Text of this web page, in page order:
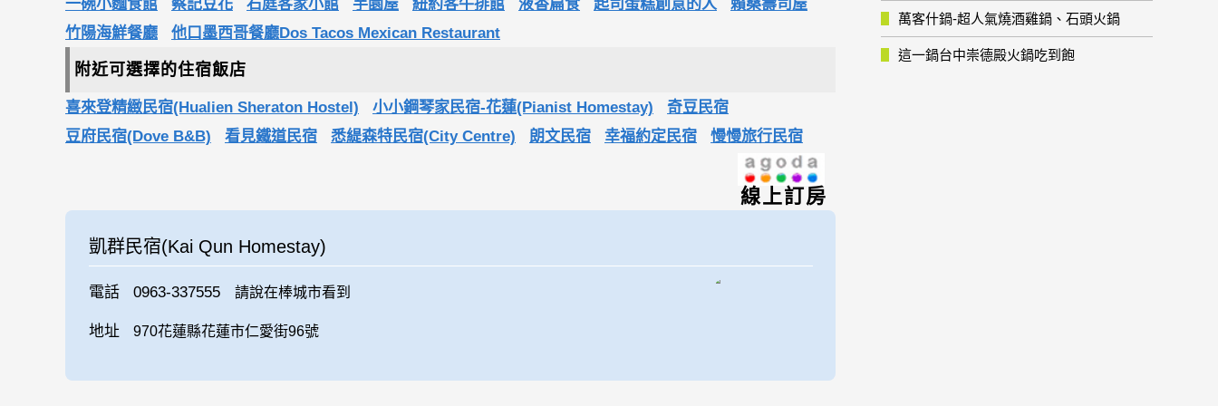
一碗小麵食館 蔡記豆花 石庭客家小館 芋園屋 紐約客牛排館 液香扁食 起司蛋糕創意的人
賴桑壽司屋
竹陽海鮮餐廳
他口墨西哥餐廳Dos Tacos Mexican Restaurant
附近可選擇的住宿飯店
喜來登精緻民宿(Hualien Sheraton Hostel) 小小鋼琴家民宿-花蓮(Pianist Homestay)
奇豆民宿
豆府民宿(Dove B&B)
看見鐵道民宿 悉緹森特民宿(City Centre) 朗文民宿 幸福約定民宿 慢慢旅行民宿
線上訂房
凱群民宿(Kai Qun Homestay)
電話 0963-337555 請說在棒城市看到
地址 970花蓮縣花蓮市仁愛街96號
萬客什鍋-超人氣燒酒雞鍋、石頭火鍋
這一鍋台中崇德殿火鍋吃到飽